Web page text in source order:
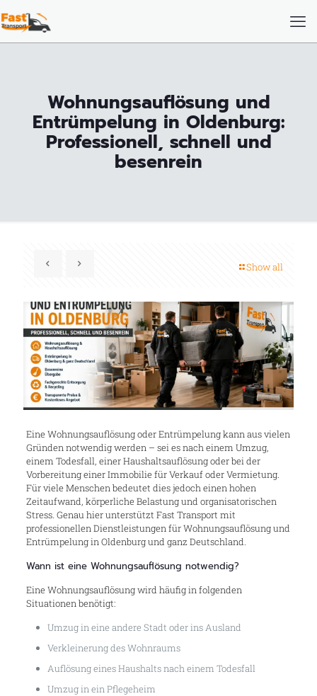
Wohnungsauflösung und
Entrümpelung in Oldenburg:
Professionell, schnell und
besenrein
Show all
Eine Wohnungsauflösung oder Entrümpelung kann aus vielen
Gründen notwendig werden – sei es nach einem Umzug,
einem Todesfall, einer Haushaltsauflösung oder bei der
Vorbereitung einer Immobilie für Verkauf oder Vermietung.
Für viele Menschen bedeutet dies jedoch einen hohen
Zeitaufwand, körperliche Belastung und organisatorischen
Stress. Genau hier unterstützt Fast Transport mit
professionellen Dienstleistungen für Wohnungsauflösung und
Entrümpelung in Oldenburg und ganz Deutschland.
Wann ist eine Wohnungsauflösung notwendig?
Eine Wohnungsauflösung wird häufig in folgenden
Situationen benötigt:
Umzug in eine andere Stadt oder ins Ausland
Verkleinerung des Wohnraums
Auflösung eines Haushalts nach einem Todesfall
Umzug in ein Pflegeheim